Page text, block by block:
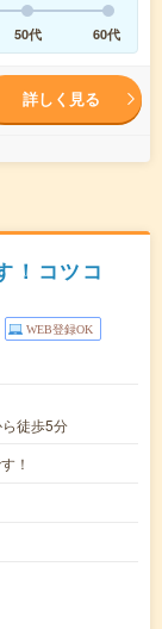
50代 60代
詳しく見る
！コツコ
WEB登録OK
徒歩5分
！